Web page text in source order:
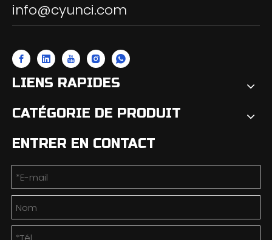
info@cyunci.com
LIENS RAPIDES
CATÉGORIE DE PRODUIT
ENTRER EN CONTACT